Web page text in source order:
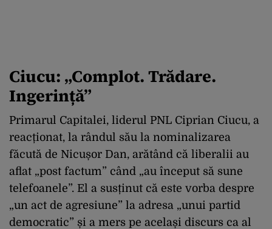
Ciucu: „Complot. Trădare.
Ingerință”
Primarul Capitalei, liderul PNL Ciprian Ciucu, a
reacționat, la rândul său la nominalizarea
făcută de Nicușor Dan, arătând că liberalii au
aflat „post factum” când „au început să sune
telefoanele”. El a susținut că este vorba despre
„un act de agresiune” la adresa „unui partid
democratic” și a mers pe același discurs ca al